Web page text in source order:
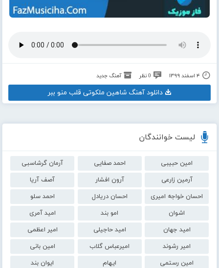
لیست خوانندگان
امین حبیبی احمد صفایی
آرمان گرشاسبی
آرمین زارعی
آرون افشار
آصف آریا
احسان خواجه امیری
احسان دریادل
احمد سلو
اشوان
امو بند
امید آمری
امید جهان
امید حاجیلی
امیر اعظمی
امیر رشوند
امیرعباس گلاب
امین بانی
امین رستمی
ایهام
ایوان بند
۴ اسفند ۱۳۹۹ 0 نظر آهنگ جدید
دانلود آهنگ شاهین ملکوتی قلب منو ببر